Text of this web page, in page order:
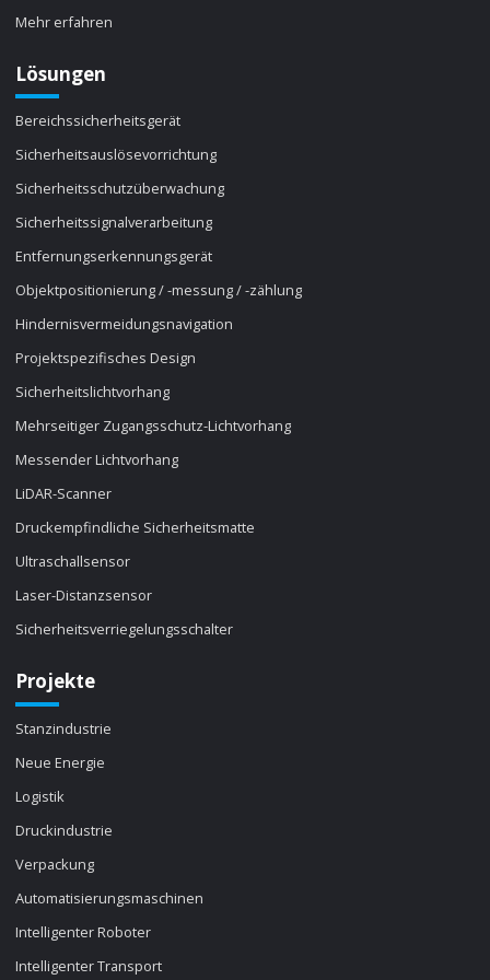
Mehr erfahren
Lösungen
Bereichssicherheitsgerät
Sicherheitsauslösevorrichtung
Sicherheitsschutzüberwachung
Sicherheitssignalverarbeitung
Entfernungserkennungsgerät
Objektpositionierung / -messung / -zählung
Hindernisvermeidungsnavigation
Projektspezifisches Design
Sicherheitslichtvorhang
Mehrseitiger Zugangsschutz-Lichtvorhang
Messender Lichtvorhang
LiDAR-Scanner
Druckempfindliche Sicherheitsmatte
Ultraschallsensor
Laser-Distanzsensor
Sicherheitsverriegelungsschalter
Projekte
Stanzindustrie
Neue Energie
Logistik
Druckindustrie
Verpackung
Automatisierungsmaschinen
Intelligenter Roboter
Intelligenter Transport